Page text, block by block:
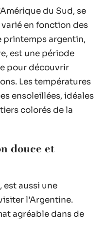
du Sud, se
en fonction des
printemps argentin,
est une période
pour découvrir
Les températures
ensoleillées, idéales
colorés de la
douce et
est aussi une
l’Argentine.
agréable dans de